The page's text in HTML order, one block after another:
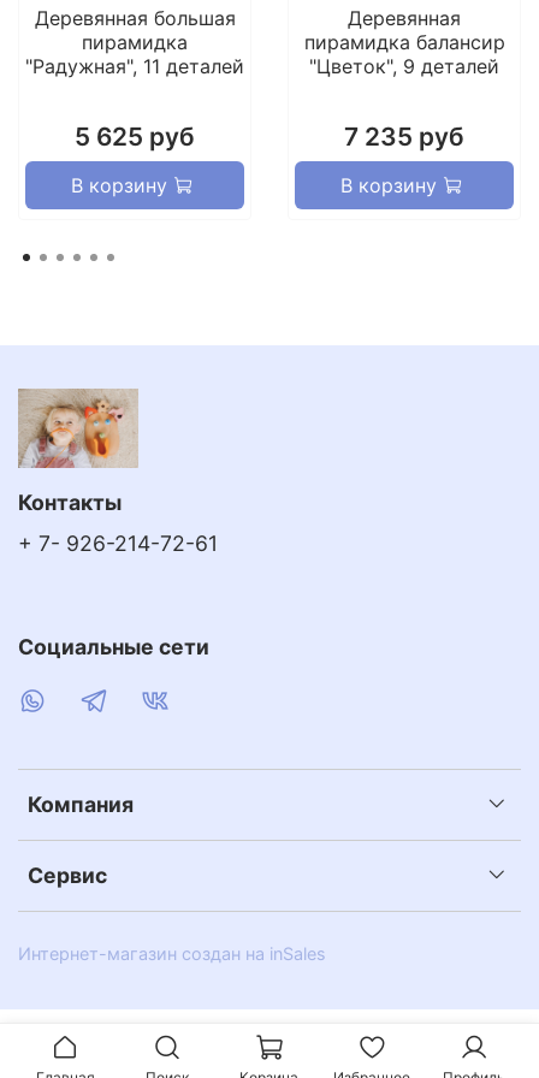
подарок детям в сад, день защиты детей.
Деревянная большая
пирамидка
"Радужная", 11 деталей
5 625 руб
В корзину
Деревянная
пирамидка балансир
"Цветок", 9 деталей
7 235 руб
В корзину
Компания
Сервис
Контакты
+ 7- 926-214-72-61
Социальные сети
Интернет-магазин создан на inSales